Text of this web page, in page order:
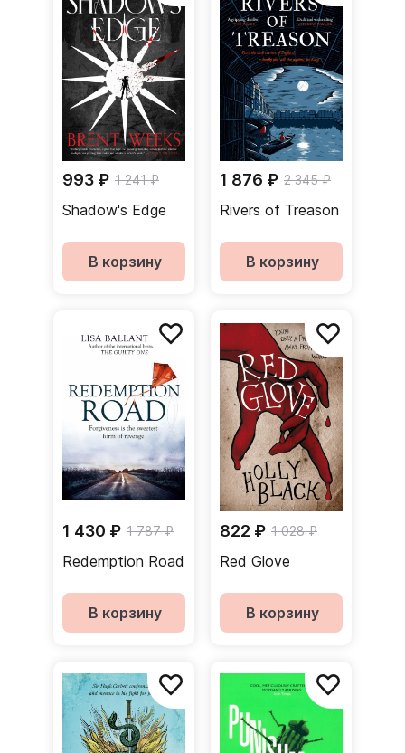
993 ₽ 1 241 ₽
Shadow's Edge
В корзину
1 876 ₽ 2 345 ₽
Rivers of Treason
В корзину
1 430 ₽ 1 787 ₽
Redemption Road
В корзину
822 ₽ 1 028 ₽
Red Glove
В корзину